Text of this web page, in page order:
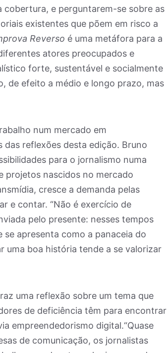
cobertura, e perguntarem-se sobre as
existentes que põem em risco a
Reverso é uma metáfora para a
atores preocupados e
forte, sustentável e socialmente
de efeito a médio e longo prazo, mas
num mercado em
reflexões desta edição. Bruno
para o jornalismo numa
projetos nascidos no mercado
cresce a demanda pelas
e contar. “Não é exercício de
pelo presente: nesses tempos
se apresenta como a panaceia do
uma boa história tende a se valorizar
uma reflexão sobre um tema que
de deficiência têm para encontrar
empreendedorismo digital.“Quase
de comunicação, os jornalistas